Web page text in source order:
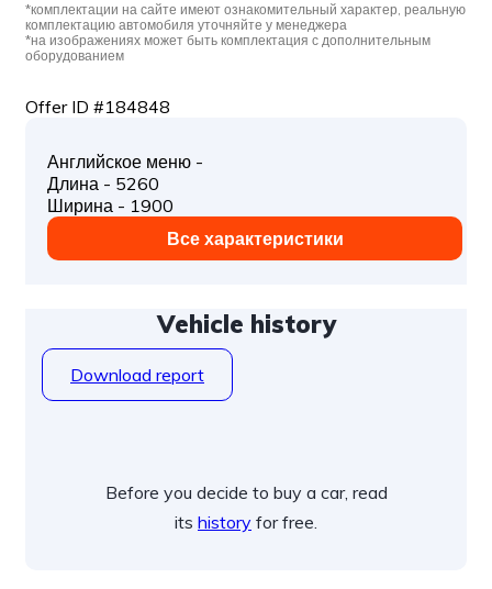
*комплектации на сайте имеют ознакомительный характер, реальную
комплектацию автомобиля уточняйте у менеджера
*на изображениях может быть комплектация с дополнительным
оборудованием
Offer ID #184848
Английское меню -
Длина - 5260
Ширина - 1900
Все характеристики
Vehicle history
Download report
Before you decide to buy a car, read
its history for free.